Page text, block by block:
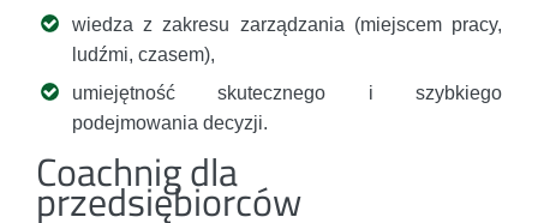
wiedza z zakresu zarządzania (miejscem pracy,
ludźmi, czasem),
umiejętność skutecznego i szybkiego
podejmowania decyzji.
Coachnig dla
przedsiębiorców